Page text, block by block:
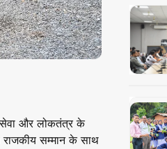
और लोकतंत्र के
राजकीय सम्मान के साथ